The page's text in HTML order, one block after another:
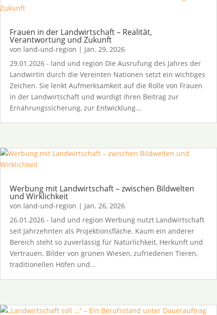
Frauen in der Landwirtschaft – Realität,
Verantwortung und Zukunft
von land-und-region | Jan. 29, 2026
29.01.2026 - land und region Die Ausrufung des Jahres der
Landwirtin durch die Vereinten Nationen setzt ein wichtiges
Zeichen. Sie lenkt Aufmerksamkeit auf die Rolle von Frauen
in der Landwirtschaft und würdigt ihren Beitrag zur
Ernährungssicherung, zur Entwicklung...
Werbung mit Landwirtschaft – zwischen Bildwelten
und Wirklichkeit
von land-und-region | Jan. 26, 2026
26.01.2026 - land und region Werbung nutzt Landwirtschaft
seit Jahrzehnten als Projektionsfläche. Kaum ein anderer
Bereich steht so zuverlässig für Natürlichkeit, Herkunft und
Vertrauen. Bilder von grünen Wiesen, zufriedenen Tieren,
traditionellen Höfen und...